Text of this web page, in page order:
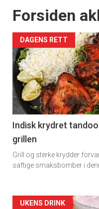
Forsiden
DAGENS RETT
Indisk krydret
grillen
Grill og sterke krydder
saftige smaksbomber i
UKENS DRINK